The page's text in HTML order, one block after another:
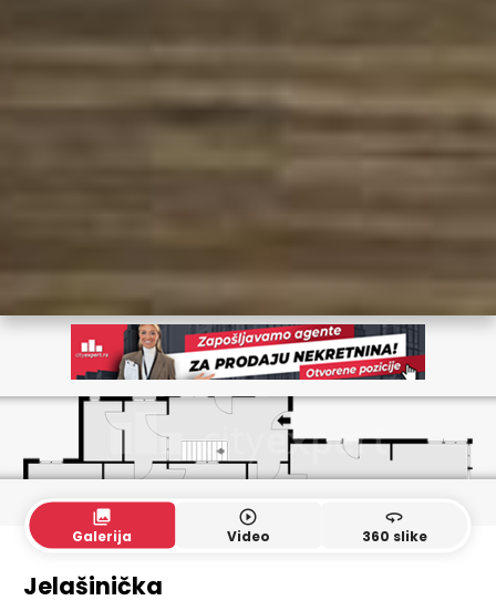
collections
Galerija
play_circle_outline
Video
360
360 slike
Jelašinička